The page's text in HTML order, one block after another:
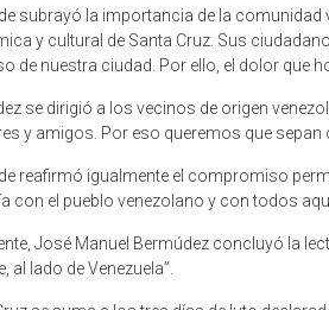
subrayó la importancia de la comunidad
y cultural de Santa Cruz. Sus
de nuestra ciudad. Por ello, el dolor que
se dirigió a los vecinos de origen
y amigos. Por eso queremos que
reafirmó igualmente el compromiso
con el pueblo venezolano y con todos
José Manuel Bermúdez concluyó la
al lado de Venezuela”.